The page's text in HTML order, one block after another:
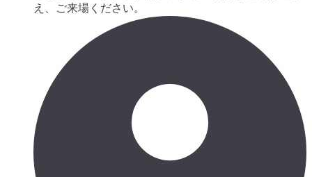
え、ご来場ください。